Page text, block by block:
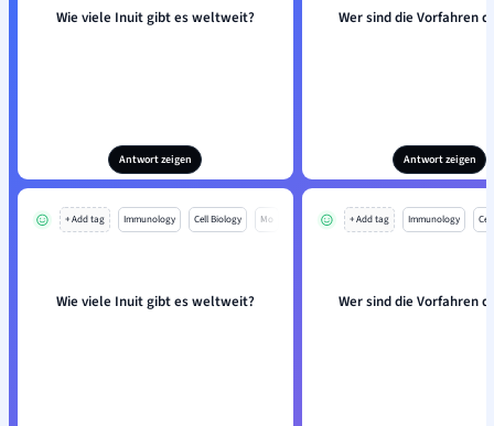
Wie viele Inuit gibt es weltweit?
Antwort zeigen
Wer sind die Vorfahren
Antwort zeigen
+ Add tag Immunology Cell Biology Mo
Wie viele Inuit gibt es weltweit?
+ Add tag Immunology
Wer sind die Vorfahren